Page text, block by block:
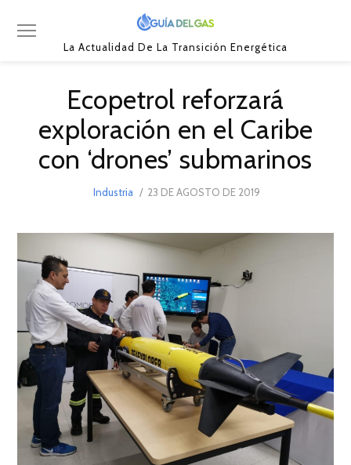
La Actualidad De La Transición Energética
Ecopetrol reforzará
exploración en el Caribe
con ‘drones’ submarinos
Industria
POSTED
23 DE AGOSTO DE 2019